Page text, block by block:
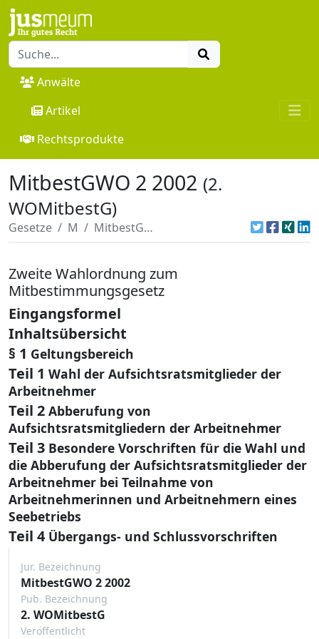
Anwälte
Artikel
Rechtsprodukte
MitbestGWO 2 2002 (2.
WOMitbestG)
Gesetze M MitbestGWO 2 2002
Zweite Wahlordnung zum
Mitbestimmungsgesetz
Eingangsformel
Inhaltsübersicht
§ 1 Geltungsbereich
Teil 1 Wahl der Aufsichtsratsmitglieder der
Arbeitnehmer
Teil 2 Abberufung von
Aufsichtsratsmitgliedern der Arbeitnehmer
Teil 3 Besondere Vorschriften für die Wahl und
die Abberufung der Aufsichtsratsmitglieder der
Arbeitnehmer bei Teilnahme von
Arbeitnehmerinnen und Arbeitnehmern eines
Seebetriebs
Teil 4 Übergangs- und Schlussvorschriften
Jur. Bezeichnung
MitbestGWO 2 2002
Pub. Bezeichnung
2. WOMitbestG
Veröffentlicht